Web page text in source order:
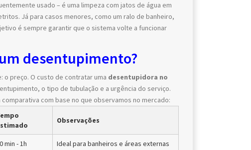
usado – é uma limpeza com jatos de água em
Já para casos menores, como um ralo de banheiro,
é sempre garantir que o sistema volte a funcionar
desentupimento?
o preço. O custo de contratar uma desentupidora no
o tipo de tubulação e a urgência do serviço.
com base no que observamos no mercado:
Observações
min - 1h Ideal para banheiros e áreas externas